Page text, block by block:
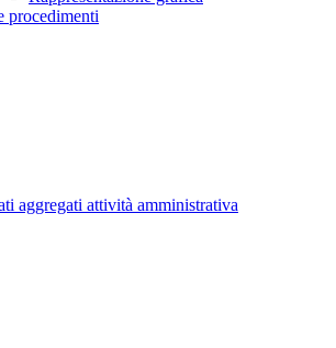
procedimenti
aggregati attività amministrativa